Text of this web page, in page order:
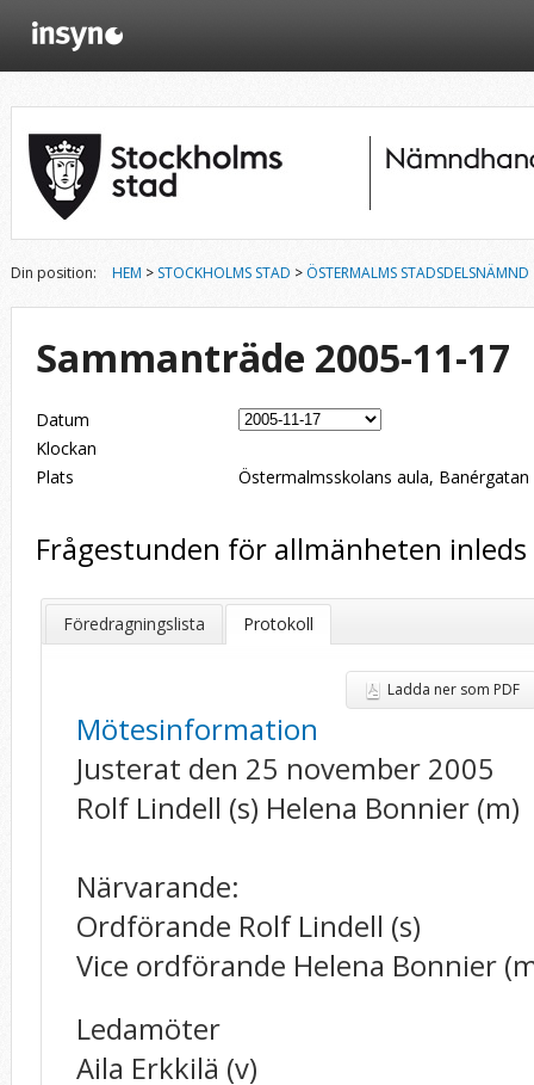
Din position: HEM > STOCKHOLMS STAD >ÖSTERMALMS STADSDELSNÄMND
Sammanträde 2005-11-17
Datum
Klockan
Plats
Östermalmsskolans aula, Banérgatan
Frågestunden för allmänheten
Föredragningslista Protokoll
Ladda ner som PDF
Mötesinformation
Justerat den 25 november 2005
Rolf Lindell (s) Helena Bonnier (m)
Närvarande:
Ordförande Rolf Lindell (s)
Vice ordförande Helena Bonnier
Ledamöter
Aila Erkkilä (v)